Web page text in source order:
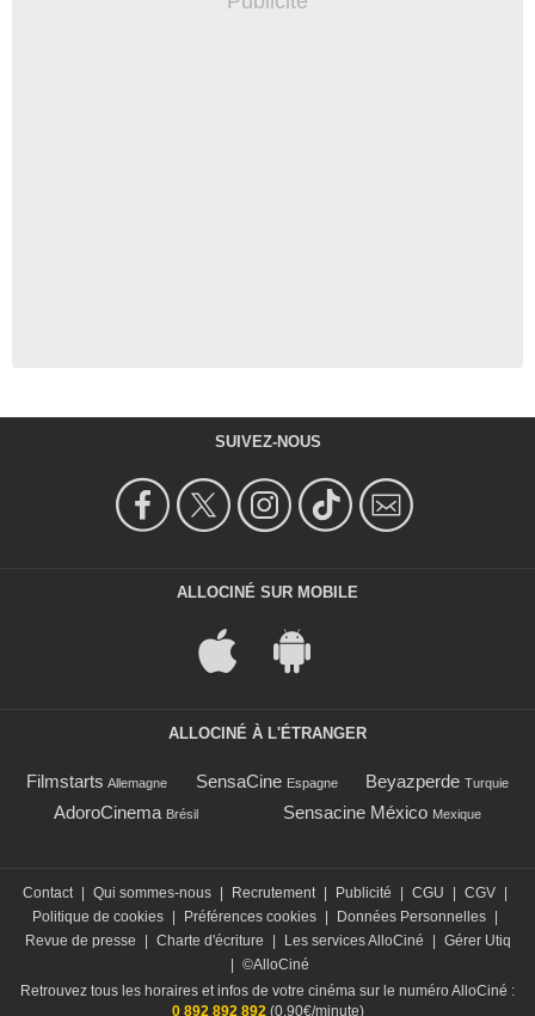
SUIVEZ-NOUS
ALLOCINÉ SUR MOBILE
ALLOCINÉ À L'ÉTRANGER
Filmstarts Allemagne SensaCine Espagne Beyazperde Turquie
AdoroCinema Brésil Sensacine México Mexique
Contact | Qui sommes-nous | Recrutement | Publicité | CGU | CGV |
Politique de cookies | Préférences cookies | Données Personnelles |
Revue de presse
| Charte d'écriture | Les services AlloCiné | Gérer Utiq
| ©AlloCiné
Retrouvez tous les horaires et infos de votre cinéma sur le numéro AlloCiné :
0 892 892 892 (0,90€/minute)